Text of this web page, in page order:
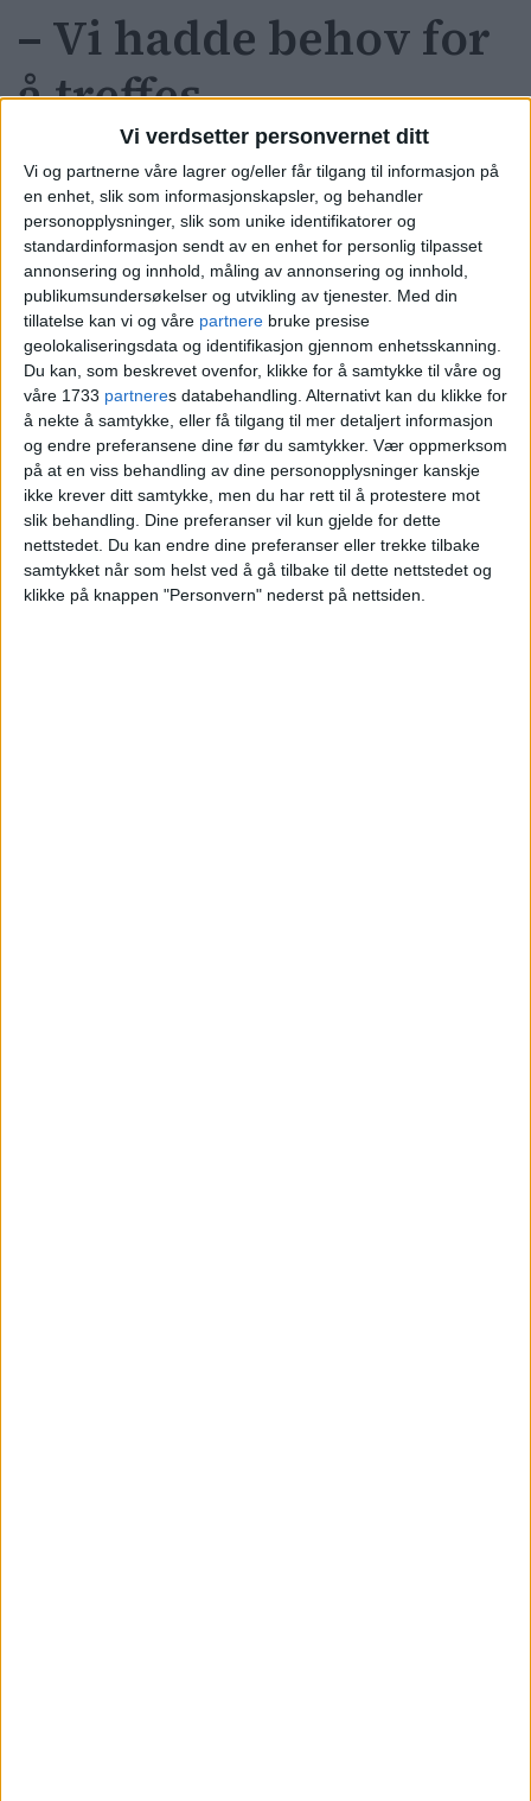
Vi verdsetter personvernet ditt
Vi og partnerne våre lagrer og/eller får tilgang til informasjon på
en enhet, slik som informasjonskapsler, og behandler
personopplysninger, slik som unike identifikatorer og
standardinformasjon sendt av en enhet for personlig tilpasset
annonsering og innhold, måling av annonsering og innhold,
publikumsundersøkelser og utvikling av tjenester. Med din
tillatelse kan vi og våre partnere bruke presise
geolokaliseringsdata og identifikasjon gjennom enhetsskanning.
Du kan, som beskrevet ovenfor, klikke for å samtykke til våre og
våre 1733 partneres databehandling. Alternativt kan du klikke for
å nekte å samtykke, eller få tilgang til mer detaljert informasjon
og endre preferansene dine før du samtykker. Vær oppmerksom
på at en viss behandling av dine personopplysninger kanskje
ikke krever ditt samtykke, men du har rett til å protestere mot
slik behandling. Dine preferanser vil kun gjelde for dette
nettstedet. Du kan endre dine preferanser eller trekke tilbake
samtykket når som helst ved å gå tilbake til dette nettstedet og
klikke på knappen "Personvern" nederst på nettsiden.
– Vi hadde behov for
å treffes
At rapporten viser at angrepet kunne
vært avverget, skaper sterke følelser, sier
Holmeset-Varpe.
Nå håper organisasjonen at rapporten
kan bidra til at noe lignende ikke skjer
igjen.
Utvalget slår også fast at det var i strid
med ytrings- og forsamlingsfriheten at de
ble nektet å holde en
solidaritetsmarkering to dager etter